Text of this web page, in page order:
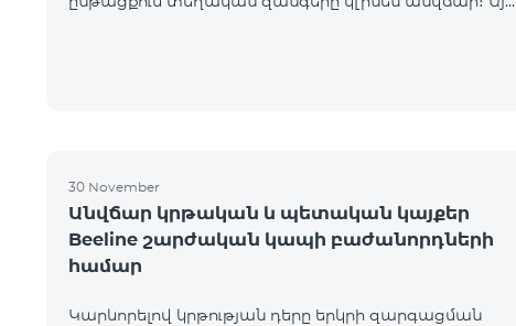
30 November
Անվճար կրթական և պետական կայքեր
Beeline շարժական կապի բաժանորդների
համար
Կարևորելով կրթության դերը երկրի զարգացման